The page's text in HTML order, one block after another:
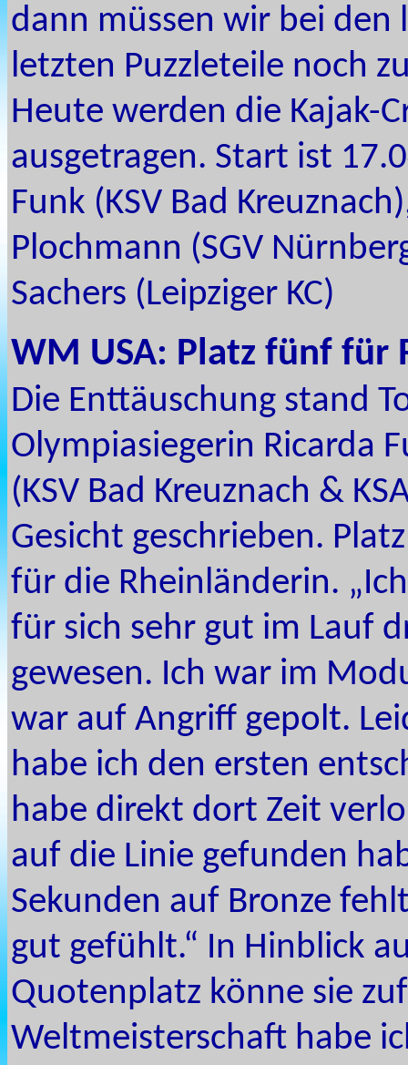
dann müssen wir bei den
letzten Puzzleteile noch
Heute werden die Kajak-
ausgetragen. Start ist
Funk (KSV Bad
Plochmann (SGV
Sachers (Leipziger KC)
WM USA: Platz fünf für
Die Enttäuschung stand
Olympiasiegerin Ricarda
(KSV Bad Kreuznach &
Gesicht geschrieben.
für die Rheinländerin.
für sich sehr gut im Lauf
gewesen. Ich war im
war auf Angriff gepolt.
habe ich den ersten
habe direkt dort Zeit
auf die Linie gefunden
Sekunden auf Bronze
gut gefühlt.“ In Hinblick
Quotenplatz könne sie
Weltmeisterschaft habe